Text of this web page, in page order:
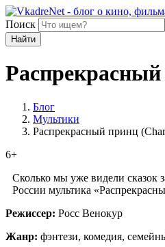
Поиск
Найти
Блог
Мультики
Распрекрасный принц
6+
Сколько мы уже видели сказок
России мультика
Режиссер: Росс Венокур
Жанр: фэнтези, комедия,